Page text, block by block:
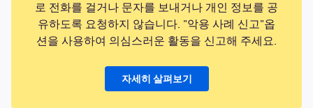
로 전화를 걸거나 문자를 보내거나 개인 정보를 공
유하도록 요청하지 않습니다. "악용 사례 신고"옵
션을 사용하여 의심스러운 활동을 신고해 주세요.
자세히 살펴보기